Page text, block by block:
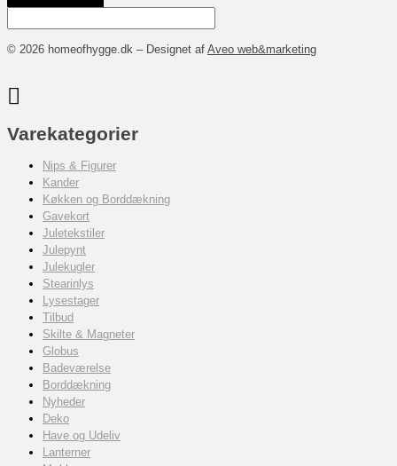
© 2026 homeofhygge.dk – Designet af Aveo web&marketing
Varekategorier
Nips & Figurer
Kander
Køkken og Borddækning
Gavekort
Juletekstiler
Julepynt
Julekugler
Stearinlys
Lysestager
Tilbud
Skilte & Magneter
Globus
Badeværelse
Borddækning
Nyheder
Deko
Have og Udeliv
Lanterner